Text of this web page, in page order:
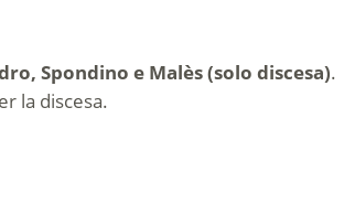
Spondino e Malès (solo discesa).
la discesa.